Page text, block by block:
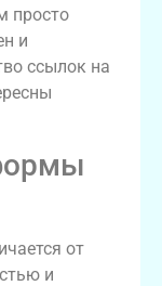
просто
и
ссылок на
от
и